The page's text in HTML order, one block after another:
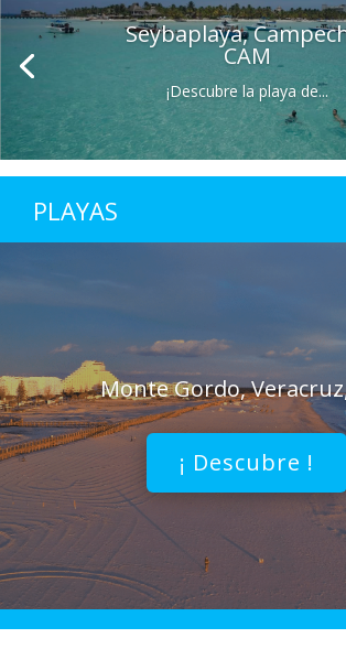
Seybaplaya,
CAM
¡Descubre la playa de...
PLAYAS
Monte Gordo,
¡ Descubre !